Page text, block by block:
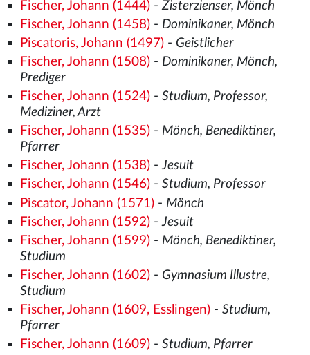
Fischer, Johann (1444)-Zisterzienser, Mönch
Fischer, Johann (1458)- Dominikaner, Mönch
Piscatoris, Johann (1497)- Geistlicher
Fischer, Johann (1508)- Dominikaner, Mönch,
Prediger
Fischer, Johann (1524)- Studium, Professor,
Mediziner, Arzt
Fischer, Johann (1535)- Mönch, Benediktiner,
Pfarrer
Fischer, Johann (1538)-Jesuit
Fischer, Johann (1546)- Studium, Professor
Piscator, Johann (1571)- Mönch
Fischer, Johann (1592)- Jesuit
Fischer, Johann (1599)- Mönch, Benediktiner,
Studium
Fischer, Johann (1602)- Gymnasium Illustre,
Studium
Fischer, Johann (1609, Esslingen)- Studium,
Pfarrer
Fischer, Johann (1609)- Studium, Pfarrer